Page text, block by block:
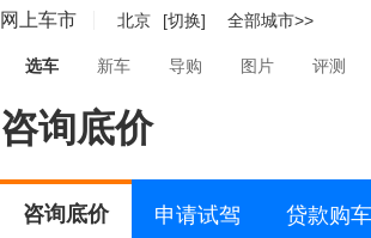
网上车市 北京 [切换] 全部城市>>
选车 新车 导购 图片 评测
咨询底价
咨询底价 申请试驾 贷款购车